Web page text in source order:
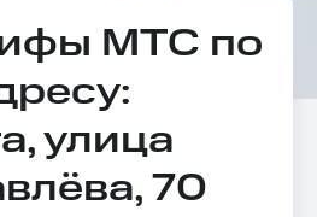
МТС по
улица
70